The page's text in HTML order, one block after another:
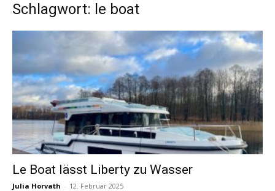
Touristiknews
und
Schlagwort: le boat
Le Boat lässt Liberty zu Wasser
Julia Horvath - 12. Februar 2025